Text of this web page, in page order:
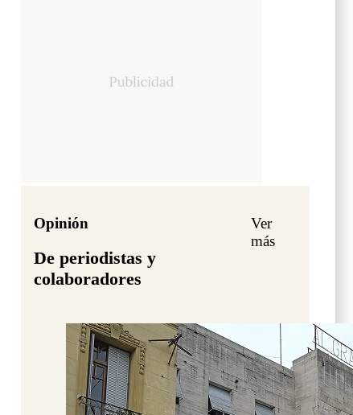
Opinión
De periodistas y
colaboradores
Ver
más